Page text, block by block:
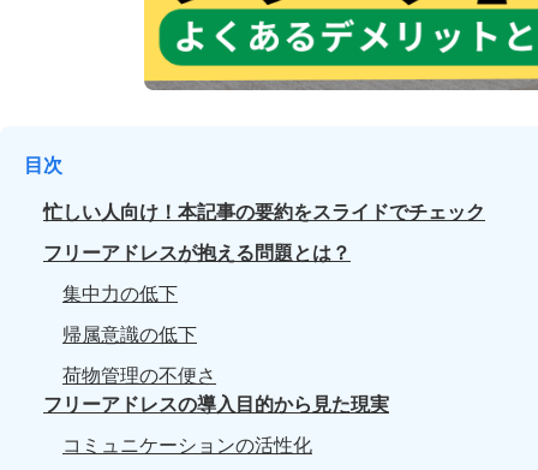
目次
忙しい人向け！本記事の要約をスライドでチェック
フリーアドレスが抱える問題とは？
集中力の低下
帰属意識の低下
荷物管理の不便さ
フリーアドレスの導入目的から見た現実
コミュニケーションの活性化